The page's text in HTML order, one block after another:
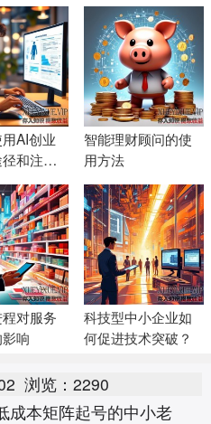
AI创业
和注意
智能理财顾问的使
用方法
对服务
响
科技型中小企业如
何促进技术突破？
浏览：2290
成本矩阵起号的中小老